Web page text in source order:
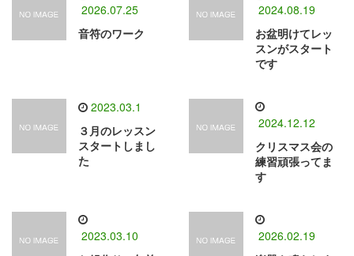
2026.07.25
音符のワーク
2024.08.19
お盆明けてレッ
スンがスタート
です
2023.03.1
３月のレッスン
スタートしまし
た
2024.12.12
クリスマス会の
練習頑張ってま
す
2023.03.10 2026.02.19